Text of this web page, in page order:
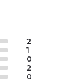
0
2
0
1
2